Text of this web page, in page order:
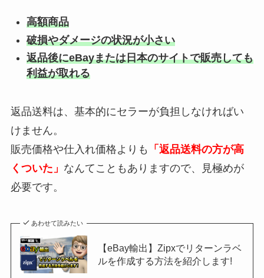
高額商品
破損やダメージの状況が小さい
返品後にeBayまたは日本のサイトで販売しても
利益が取れる
返品送料は、基本的にセラーが負担しなければい
けません。
販売価格や仕入れ価格よりも
「返品送料の方が高
くついた」 なんてこともありますので、見極めが
必要です。
あわせて読みたい
【eBay輸出】Zipxでリターンラベ
ルを作成する方法を紹介します!